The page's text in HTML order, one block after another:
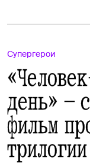
Супергерои
день» —
фильм